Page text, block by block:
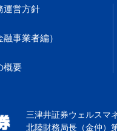
運営方針
融事業者編）
概要
三津井証券ウェルスマ
北陸財務局長（金仲）